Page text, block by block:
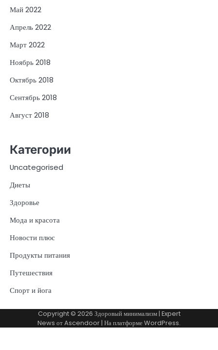
Май 2022
Апрель 2022
Март 2022
Ноябрь 2018
Октябрь 2018
Сентябрь 2018
Август 2018
Категории
Uncategorised
Диеты
Здоровье
Мода и красота
Новости плюс
Продукты питания
Путешествия
Спорт и йога
Copyright © 2026 Здоровый минимализм| Expert
News отAscendoor | На платформеWordPress.